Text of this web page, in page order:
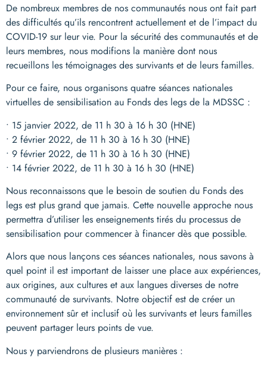
De nombreux membres de nos communautés nous ont fait part
des difficultés qu’ils rencontrent actuellement et de l’impact du
COVID-19 sur leur vie. Pour la sécurité des communautés et de
leurs membres, nous modifions la manière dont nous
recueillons les témoignages des survivants et de leurs familles.
Pour ce faire, nous organisons quatre séances nationales
virtuelles de sensibilisation au Fonds des legs de la MDSSC :
• 15 janvier 2022, de 11 h 30 à 16 h 30 (HNE)
• 2 février 2022, de 11 h 30 à 16 h 30 (HNE)
• 9 février 2022, de 11 h 30 à 16 h 30 (HNE)
• 14 février 2022, de 11 h 30 à 16 h 30 (HNE)
Nous reconnaissons que le besoin de soutien du Fonds des
legs est plus grand que jamais. Cette nouvelle approche nous
permettra d’utiliser les enseignements tirés du processus de
sensibilisation pour commencer à financer dès que possible.
Alors que nous lançons ces séances nationales, nous savons à
quel point il est important de laisser une place aux expériences,
aux origines, aux cultures et aux langues diverses de notre
communauté de survivants. Notre objectif est de créer un
environnement sûr et inclusif où les survivants et leurs familles
peuvent partager leurs points de vue.
Nous y parviendrons de plusieurs manières :